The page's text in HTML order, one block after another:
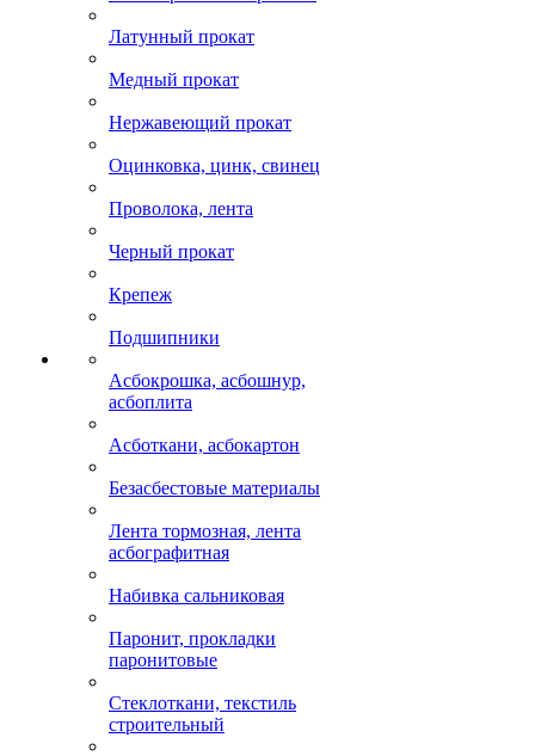
Латунный прокат
Медный прокат
Нержавеющий прокат
Оцинковка, цинк, свинец
Проволока, лента
Черный прокат
Крепеж
Подшипники
Асбокрошка, асбошнур,
асбоплита
Асботкани, асбокартон
Безасбестовые материалы
Лента тормозная, лента
асбографитная
Набивка сальниковая
Паронит, прокладки
паронитовые
Стеклоткани, текстиль
строительный